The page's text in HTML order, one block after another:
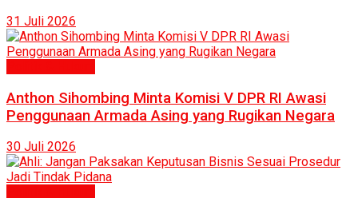
31 Juli 2026
Anthon Sihombing Minta Komisi V DPR RI Awasi
Penggunaan Armada Asing yang Rugikan Negara
30 Juli 2026